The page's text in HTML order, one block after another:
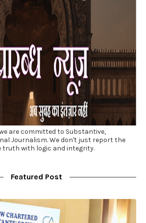
are committed to Substantive,
Journalism. We don't just report the
truth with logic and integrity.
Featured Post